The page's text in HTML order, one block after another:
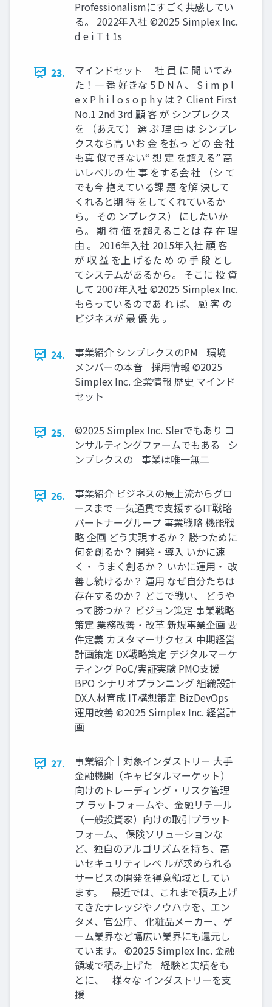
Professionalismにすごく共感してい
る。 2022年入社 ©2025 Simplex Inc.
d e i T t 1s
23.
マインドセット｜ 社 員 に 聞 いてみ
た！一 番 好きな 5 D N A 、 S i m p l
e x P h i l o s o p h y は？ Client First
No.1 2nd 3rd 顧 客 が シンプレクス
を （あえて） 選 ぶ 理 由 は シンプレ
クスなら高 いお 金 を払っ どの 会 社
も真 似できない“ 想 定 を超える” 高
いレベルの 仕 事 をする会 社 （シ て
でも今 抱えている課 題 を解 決して
くれると期 待 をしてくれているか
ら。 その ンプレクス） にしたいか
ら。 期 待 値 を超えることは 存 在 理
由 。 2016年入社 2015年入社 顧 客
が 収 益 を上 げるた め の 手 段 とし
てシステムがあるから。 そこに 投 資
して 2007年入社 ©2025 Simplex Inc.
もらっているのであ れ ば、 顧 客 の
ビジネスが 最 優 先 。
24.
事業紹介 シンプレクスのPM 環境
メンバーの本音 採用情報 ©2025
Simplex Inc. 企業情報 歴史 マインド
セット
25.
©2025 Simplex Inc. Slerでもあり コ
ンサルティングファームでもある シ
ンプレクスの 事業は唯一無二
26.
事業紹介 ビジネスの最上流からグロ
ースまで 一気通貫で支援するIT戦略
パートナーグループ 事業戦略 機能戦
略 企画 どう実現するか？ 勝つために
何を創るか？ 開発・導入 いかに速
く・ うまく創るか？ いかに運用・ 改
善し続けるか？ 運用 なぜ自分たちは
存在するのか？ どこで戦い、 どうや
って勝つか？ ビジョン策定 事業戦略
策定 業務改善・改革 新規事業企画 要
件定義 カスタマーサクセス 中期経営
計画策定 DX戦略策定 デジタルマーケ
ティング PoC/実証実験 PMO支援
BPO シナリオプランニング 組織設計
DX人材育成 IT構想策定 BizDevOps
運用改善 ©2025 Simplex Inc. 経営計
画
27.
事業紹介｜対象インダストリー 大手
金融機関（キャピタルマーケット）
向けのトレーディング・リスク管理
プ ラットフォームや、金融リテール
（一般投資家）向けの取引プラット
フォーム、 保険ソリューションな
ど、独自のアルゴリズムを持ち、高
いセキュリティレベ ルが求められる
サービスの開発を得意領域としてい
ます。 最近では、これまで積み上げ
てきたナレッジやノウハウを、エン
タメ、官公庁、 化粧品メーカー、ゲ
ーム業界など幅広い業界にも還元し
ています。 ©2025 Simplex Inc. 金融
領域で積み上げた 経験と実績をも
とに、 様々な インダストリーを支
援